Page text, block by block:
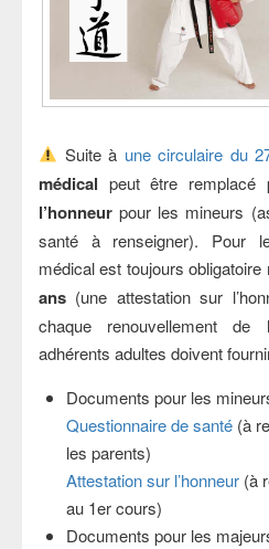
Suite à une circulaire du
médical peut être
l’honneurpour les mineurs
santé à renseigner). Pour
médical est toujours
ans (une attestation sur
chaque renouvellement de
adhérents adultes doivent
Documents pour les
Questionnaire de santé (à
les parents)
Attestation sur l’honneur (à
au 1er cours)
Documents pour les